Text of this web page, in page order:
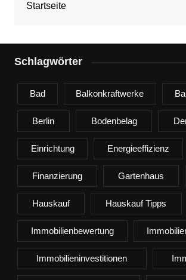
Startseite
Schlagwörter
Bad Balkonkraftwerke
Berlin Bodenbelag
Einrichtung Energieeffizienz
Finanzierung Gartenhaus
Hauskauf Hauskauf Tipps
Immobilienbewertung
Immobilieninvestitionen